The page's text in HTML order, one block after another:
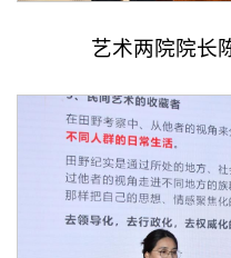
艺术两院院长